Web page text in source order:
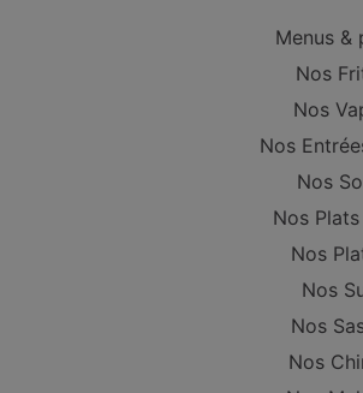
Menus &
Nos
Nos
Nos
Nos
Nos Plats
Nos
Nos
Nos
Nos